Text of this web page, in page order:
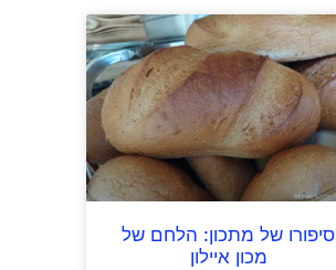
סיפורו של מתכון: הלחם של
מכון איילון